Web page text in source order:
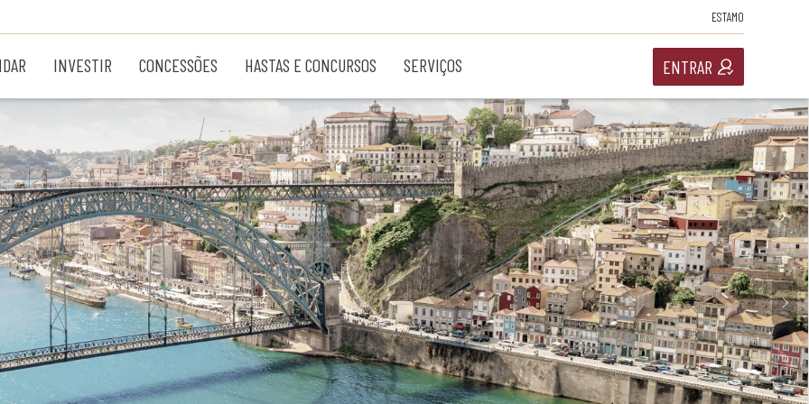
ESTAMO
INVESTIR CONCESSÕES HASTAS E CONCURSOS SERVIÇOS ENTRAR